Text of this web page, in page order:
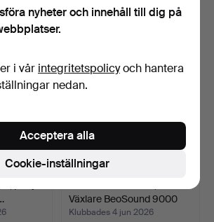
106 USD
Växlare BeoSound 9000
M…
Klubbades 4 jun 2026
nyheter och innehåll till dig på
i vår integritetspolicyoch hantera
nedan.
Cookie-inställningar
Acceptera alla